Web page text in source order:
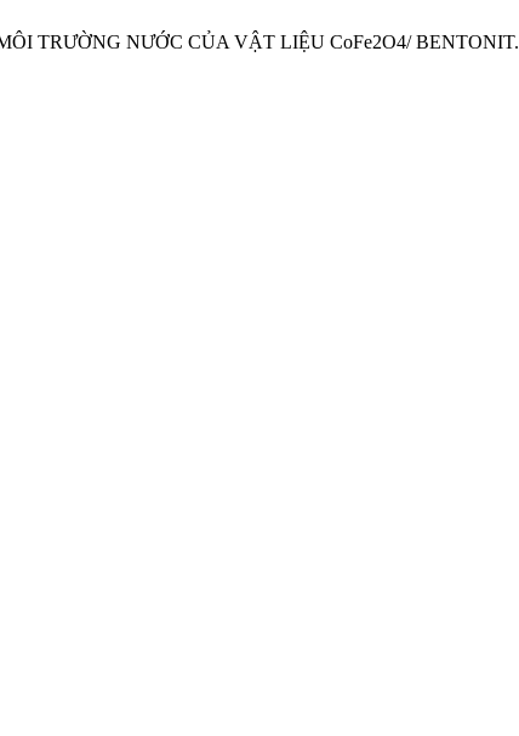
TRƯỜNG NƯỚC CỦA VẬT LIỆU CoFe2O4/ BENTONIT.